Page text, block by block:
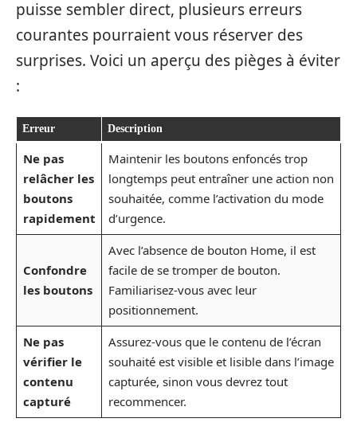
puisse sembler direct, plusieurs erreurs
courantes pourraient vous réserver des
surprises. Voici un aperçu des pièges à éviter
:
Erreur Description
Ne pas
relâcher les
boutons
rapidement
Maintenir les boutons enfoncés trop
longtemps peut entraîner une action non
souhaitée, comme l’activation du mode
d’urgence.
Confondre
les boutons
Avec l’absence de bouton Home, il est
facile de se tromper de bouton.
Familiarisez-vous avec leur
positionnement.
Ne pas
vérifier le
contenu
capturé
Assurez-vous que le contenu de l’écran
souhaité est visible et lisible dans l’image
capturée, sinon vous devrez tout
recommencer.